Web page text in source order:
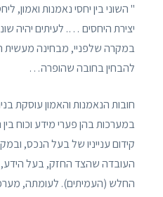
" השוני בין יחסי נאמנות ואמון,
יצירת היחסים …. לעיתים יהיה
במקרה שלפניי, מבחינה מעשית
להבחין בחובה שהופרה…
חובות הנאמנות והאמון עוסקת
במערכות בהן פערי מידע וכוח
קידום ענייניו של בעל הנכס,
העובדה שהצד החזק, בעל
החלש (העמיתים). לעומתה,